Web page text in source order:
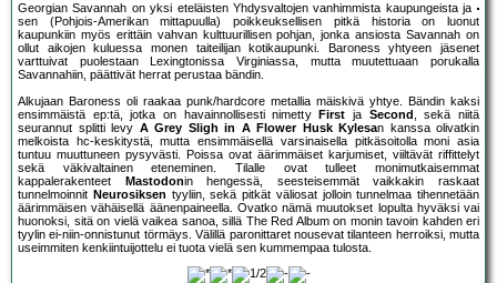
Georgian Savannah on yksi eteläisten Yhdysvaltojen vanhimmista kaupungeista ja
sen (Pohjois-Amerikan mittapuulla) poikkeuksellisen pitkä historia on luonut
kaupunkiin myös erittäin vahvan kulttuurillisen pohjan, jonka ansiosta Savannah on
ollut aikojen kuluessa monen taiteilijan kotikaupunki. Baroness yhtyeen jäsenet
varttuivat puolestaan Lexingtonissa Virginiassa, mutta muutettuaan porukalla
Savannahiin, päättivät herrat perustaa bändin.
Alkujaan Baroness oli raakaa punk/hardcore metallia mäiskivä yhtye. Bändin kaksi
ensimmäistä ep:tä, jotka on havainnollisesti nimetty
First ja Second , sekä niitä
seurannut splitti levy A Grey Sligh in A Flower Husk Kylesan kanssa olivatkin
melkoista hc-keskitystä, mutta ensimmäisellä varsinaisella pitkäsoitolla moni asia
tuntuu muuttuneen pysyvästi. Poissa ovat äärimmäiset karjumiset, viiltävät riffittelyt
sekä väkivaltainen eteneminen. Tilalle ovat tulleet monimutkaisemmat
kappalerakenteet
Mastodonin hengessä, seesteisemmät vaikkakin raskaat
tunnelmoinnit Neurosiksen tyyliin, sekä pitkät väliosat jolloin tunnelmaa tihennetään
äärimmäisen vähäisellä äänenpaineella. Ovatko nämä muutokset lopulta hyväksi vai
huonoksi, sitä on vielä vaikea sanoa, sillä The Red Album on monin tavoin kahden eri
tyylin ei-niin-onnistunut törmäys. Välillä paronittaret nousevat tilanteen herroiksi, mutta
useimmiten kenkiintuijottelu ei tuota vielä sen kummempaa tulosta.